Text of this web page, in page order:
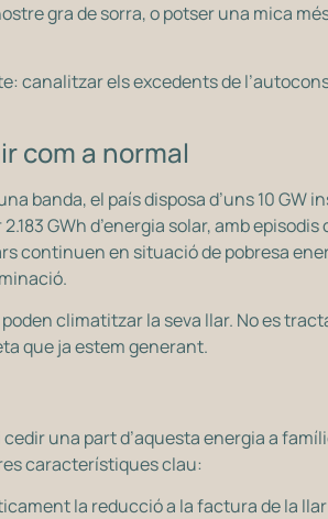
gra de sorra, o potser una mica
canalitzar els excedents de
com a normal
banda, el país disposa d’uns 10 GW
GWh d’energia solar, amb
continuen en situació de pobresa
climatitzar la seva llar. No es
que ja estem generant.
una part d’aquesta energia a
característiques clau:
la reducció a la factura de la